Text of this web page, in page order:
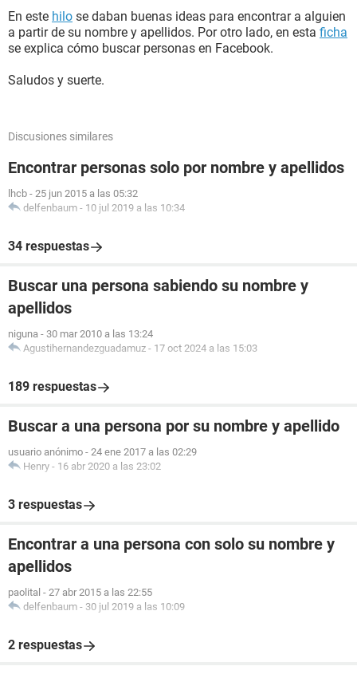
En este hilo se daban buenas ideas para encontrar a alguien
a partir de su nombre y apellidos. Por otro lado, en esta ficha
se explica cómo buscar personas en Facebook.
Saludos y suerte.
Discusiones similares
Encontrar personas solo por nombre y apellidos
lhcb - 25 jun 2015 a las 05:32
delfenbaum - 10 jul 2019 a las 10:34
34 respuestas
Buscar una persona sabiendo su nombre y
apellidos
niguna - 30 mar 2010 a las 13:24
Agustihernandezguadamuz - 17 oct 2024 a las 15:03
189 respuestas
Buscar a una persona por su nombre y apellido
usuario anónimo - 24 ene 2017 a las 02:29
Henry - 16 abr 2020 a las 23:02
3 respuestas
Encontrar a una persona con solo su nombre y
apellidos
paolital - 27 abr 2015 a las 22:55
delfenbaum - 30 jul 2019 a las 10:09
2 respuestas